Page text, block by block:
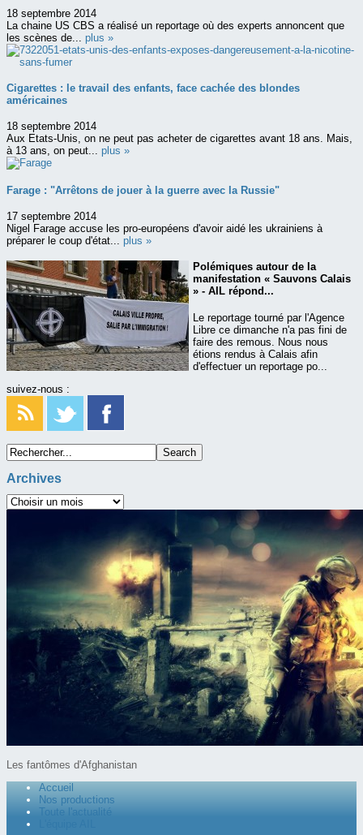
18 septembre 2014
La chaine US CBS a réalisé un reportage où des experts annoncent que
les scènes de... plus »
Cigarettes : le travail des enfants, face cachée des blondes
américaines
18 septembre 2014
Aux Etats-Unis, on ne peut pas acheter de cigarettes avant 18 ans. Mais,
à 13 ans, on peut... plus »
Farage : "Arrêtons de jouer à la guerre avec la Russie"
17 septembre 2014
Nigel Farage accuse les pro-européens d'avoir aidé les ukrainiens à
préparer le coup d'état... plus »
Polémiques autour de la
manifestation « Sauvons Calais
» - AIL répond...
Le reportage tourné par l'Agence
Libre ce dimanche n'a pas fini de
faire des remous. Nous nous
étions rendus à Calais afin
d'effectuer un reportage po...
suivez-nous :
Archives
Les fantômes d'Afghanistan
Accueil
Nos productions
Toute l'actualité